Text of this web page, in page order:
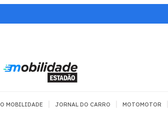
MOBILIDADE JORNAL DO CARRO MOTOMOTOR